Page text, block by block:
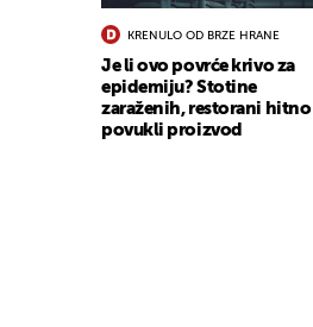
KRENULO OD BRZE HRANE
Je li ovo povrće krivo za
epidemiju? Stotine
zaraženih, restorani hitno
povukli proizvod